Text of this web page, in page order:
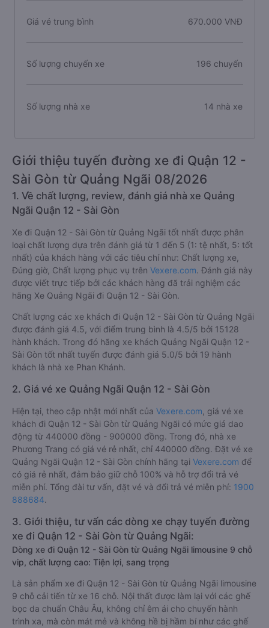
Giá vé trung bình 670.000 VNĐ
Số lượng chuyến xe 196 chuyến
Số lượng nhà xe 14 nhà xe
Giới thiệu tuyến đường xe đi Quận 12 -
Sài Gòn từ Quảng Ngãi 08/2026
1. Về chất lượng, review, đánh giá nhà xe Quảng
Ngãi Quận 12 - Sài Gòn
Xe đi Quận 12 - Sài Gòn từ Quảng Ngãi tốt nhất được phân
loại chất lượng dựa trên đánh giá từ 1 đến 5 (1: tệ nhất, 5: tốt
nhất) của khách hàng với các tiêu chí như: Chất lượng xe,
Đúng giờ, Chất lượng phục vụ trên Vexere.com. Đánh giá này
được viết trực tiếp bởi các khách hàng đã trải nghiệm các
hãng Xe Quảng Ngãi đi Quận 12 - Sài Gòn.
Chất lượng các xe khách đi Quận 12 - Sài Gòn từ Quảng Ngãi
được đánh giá 4.5, với điểm trung bình là 4.5/5 bởi 15128
hành khách. Trong đó hãng xe khách Quảng Ngãi Quận 12 -
Sài Gòn tốt nhất tuyến được đánh giá 5.0/5 bởi 19 hành
khách là nhà xe Phan Khánh.
2. Giá vé xe Quảng Ngãi Quận 12 - Sài Gòn
Hiện tại, theo cập nhật mới nhất của Vexere.com , giá vé xe
khách đi Quận 12 - Sài Gòn từ Quảng Ngãi có mức giá dao
động từ 440000 đồng - 900000 đồng. Trong đó, nhà xe
Phương Trang có giá vé rẻ nhất, chỉ 440000 đồng. Đặt vé xe
Quảng Ngãi Quận 12 - Sài Gòn chính hãng tại Vexere.com để
có giá rẻ nhất, đảm bảo giữ chỗ 100% và hỗ trợ đổi trả vé
miễn phí. Tổng đài tư vấn, đặt vé và đổi trả vé miễn phí: 1900
888684.
3. Giới thiệu, tư vấn các dòng xe chạy tuyến đường
xe đi Quận 12 - Sài Gòn từ Quảng Ngãi:
Dòng xe đi Quận 12 - Sài Gòn từ Quảng Ngãi limousine 9 chỗ
vip, chất lượng cao: Tiện lợi, sang trọng
Là sản phẩm xe đi Quận 12 - Sài Gòn từ Quảng Ngãi limousine
9 chỗ cải tiến từ xe 16 chỗ. Nội thất được làm lại với các ghế
bọc da chuẩn Châu Âu, không chỉ êm ái cho chuyến hành
trình xa, mà còn mát mẻ và không hề bị hầm bí như các ghế